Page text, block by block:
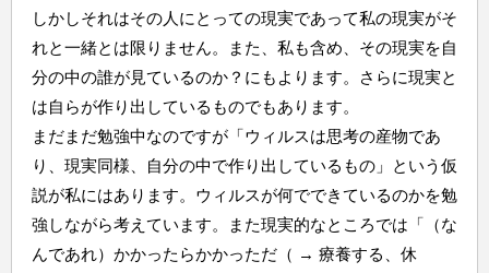
しかしそれはその人にとっての現実であって私の現実がそ
れと一緒とは限りません。また、私も含め、その現実を自
分の中の誰が見ているのか？にもよります。さらに現実と
は自らが作り出しているものでもあります。
まだまだ勉強中なのですが「ウィルスは思考の産物であ
り、現実同様、自分の中で作り出しているもの」という仮
説が私にはあります。ウィルスが何でできているのかを勉
強しながら考えています。また現実的なところでは「（な
んであれ）かかったらかかっただ（ → 療養する、休